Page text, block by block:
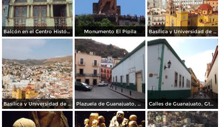
Balcón en el Centro Histórico Monumento El Pípila Basílica y Universidad de Guanajuato
Basílica y Universidad de Guanajuato. Noviembre/2012 Plazuela de Guanajuato, Gto. Noviembre/2012 Calles de Guanajuato, Gto. Noviembre/2012